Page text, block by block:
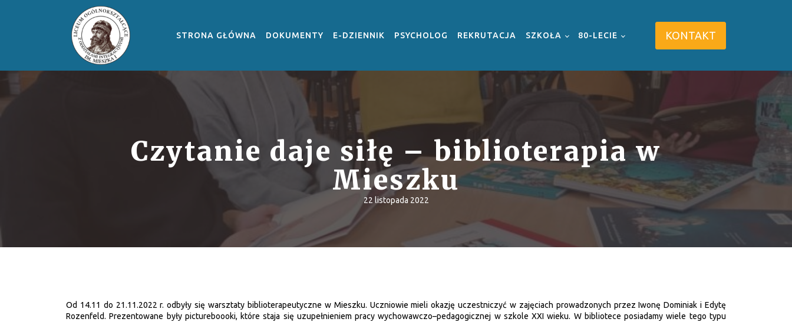
STRONA GŁÓWNA DOKUMENTY E-DZIENNIK PSYCHOLOG REKRUTACJA SZKOŁA 80-LECIE KONTAKT
Czytanie daje siłę – biblioterapia w
Mieszku
22 listopada 2022
Od 14.11 do 21.11.2022 r. odbyły się warsztaty biblioterapeutyczne w Mieszku. Uczniowie mieli okazję uczestniczyć w zajęciach prowadzonych przez Iwonę Dominiak i Edytę
Rozenfeld. Prezentowane były pictureboooki, które staja się uzupełnieniem pracy wychowawczo–pedagogicznej w szkole XXI wieku. W bibliotece posiadamy wiele tego typu